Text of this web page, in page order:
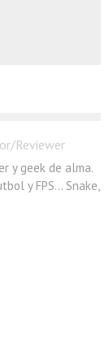
Reviewer
y geek de alma.
y FPS... Snake,